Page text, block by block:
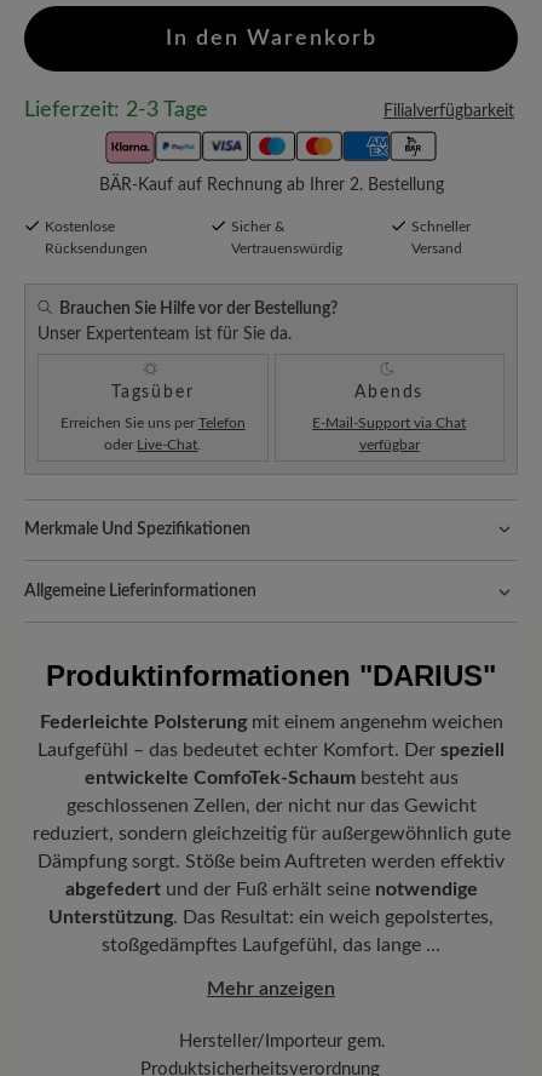
In den Warenkorb
Lieferzeit: 2-3 Tage Filialverfügbarkeit
BÄR-Kauf auf Rechnung ab Ihrer 2. Bestellung
Kostenlose
Rücksendungen
Sicher &
Vertrauenswürdig
Schneller
Versand
Brauchen Sie Hilfe vor der Bestellung?
Unser Expertenteam ist für Sie da.
Tagsüber
Erreichen Sie uns per Telefon
oder Live-Chat
Abends
E-Mail-Support via Chat
verfügbar
Merkmale Und Spezifikationen
Natürlich geformte Schuhe, handgefertigt hergestellt.
Komfort für jeden Schritt:das innovative ComfoTek überzeugt
die Fußform, wodurch ein unvergleichlich angenehmes
Passform:Comfort - Weite Passform (H) - Für normale bis
Allgemeine Lieferinformationen
hinzugefügt – unabhängig vom Bestellwert.
Deutschland verlassen hat, erhalten Sie eine Versandbestätigung.
Mit der beigefügten Sendungsnummer können Sie genau
nachverfolgen, wo sich Ihr neues BÄR Lieblingsstück gerade
befindet.
Produktinformationen "DARIUS"
Federleichte Polsterungmit einem angenehm weichen
Laufgefühl – das bedeutet echter Komfort. Der speziell
entwickelte ComfoTek-Schaumbesteht aus
geschlossenen Zellen, der nicht nur das Gewicht
reduziert, sondern gleichzeitig für außergewöhnlich gute
Dämpfung sorgt. Stöße beim Auftreten werden effektiv
abgefedert und der Fuß erhält seine notwendige
Unterstützung. Das Resultat: ein weich gepolstertes,
stoßgedämpftes Laufgefühl, das lange …
Mehr anzeigen
Hersteller/Importeur gem.
Produktsicherheitsverordnung